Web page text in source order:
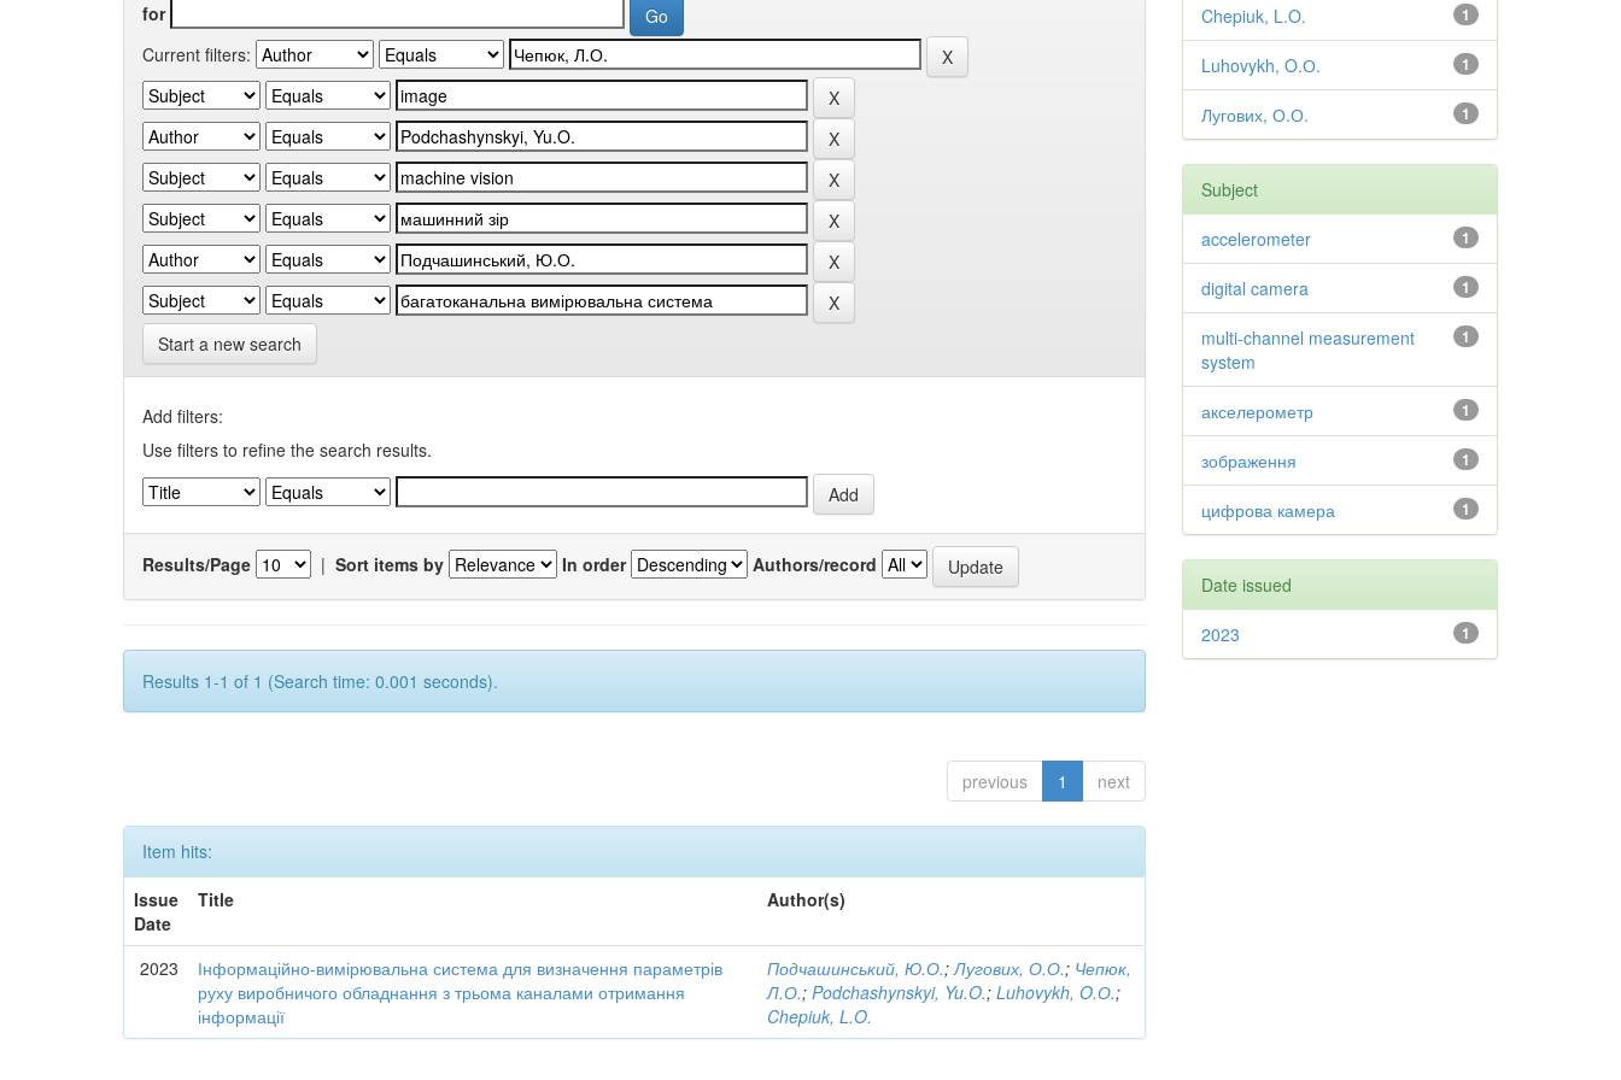
for
Current filters:
Start a new search
Add filters:
Use filters to refine the search results.
Results/Page | Sort items by In order Authors/record
Results 1-1 of 1 (Search time: 0.001 seconds).
previous 1 next
Item hits:
Issue
Date
Title Author(s)
2023
Інформаційно-вимірювальна система для визначення параметрів
руху виробничого обладнання з трьома каналами отримання
інформації
Подчашинський, Ю.О.;Лугових, О.О.; Чепюк,
Л.О.;Podchashynskyi, Yu.O.;Luhovykh, O.О.;
Chepiuk, L.O.
1
Chepiuk, L.O.
1
Luhovykh, O.О.
1
Лугових, О.О.
Subject
1
accelerometer
1
digital camera
1
multi-channel measurement
system
1
акселерометр
1
зображення
1
цифрова камера
Date issued
1
2023